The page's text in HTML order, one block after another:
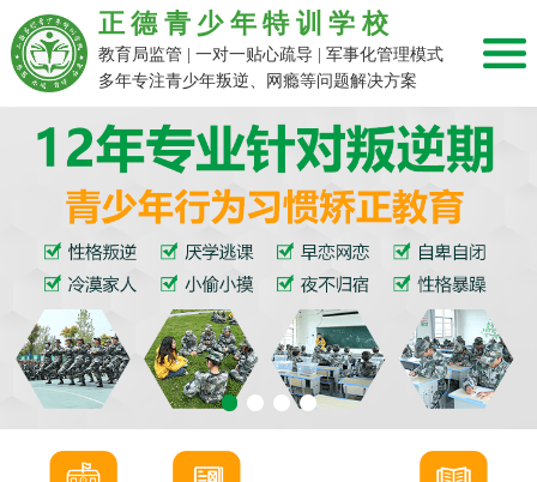
正德青少年特训学校
教育局监管 | 一对一贴心疏导 | 军事化管理模式
多年专注青少年叛逆、网瘾等问题解决方案